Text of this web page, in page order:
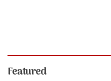
Featured